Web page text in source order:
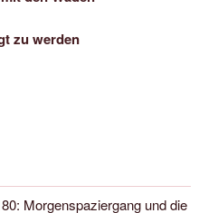
zu werden
Morgenspaziergang und die